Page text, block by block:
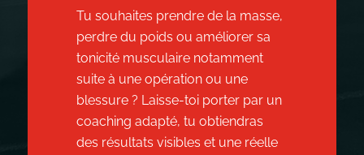
Tu souhaites prendre de la masse,
perdre du poids ou améliorer sa
tonicité musculaire notamment
suite à une opération ou une
blessure ? Laisse-toi porter par un
coaching adapté, tu obtiendras
des résultats visibles et une réelle